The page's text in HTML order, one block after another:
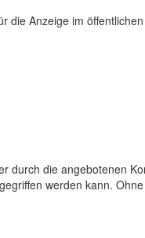
die Anzeige im
durch die angebotenen
werden kann.